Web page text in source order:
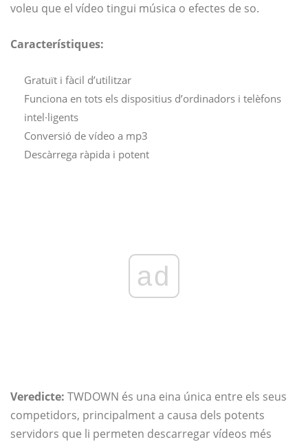
voleu que el vídeo tingui música o efectes de so.
Característiques:
Gratuït i fàcil d’utilitzar
Funciona en tots els dispositius d’ordinadors i telèfons
intel·ligents
Conversió de vídeo a mp3
Descàrrega ràpida i potent
ad
Veredicte: TWDOWN és una eina única entre els seus
competidors, principalment a causa dels potents
servidors que li permeten descarregar vídeos més